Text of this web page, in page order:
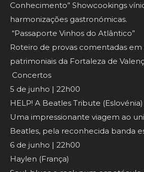
Conhecimento” Showcookings
harmonizações gastronómicas.
“Passaporte Vinhos do Atlântico”
Roteiro de provas comentadas em
patrimoniais da Fortaleza de
Concertos
5 de junho | 22h00
HELP! A Beatles Tribute (Eslovénia)
Uma impressionante viagem ao
Beatles, pela reconhecida banda
6 de junho | 22h00
Haylen (França)